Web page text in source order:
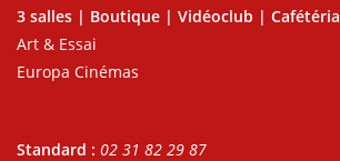
3 salles | Boutique | Vidéoclub | Cafétéria
Art & Essai
Europa Cinémas
Standard : 02 31 82 29 87